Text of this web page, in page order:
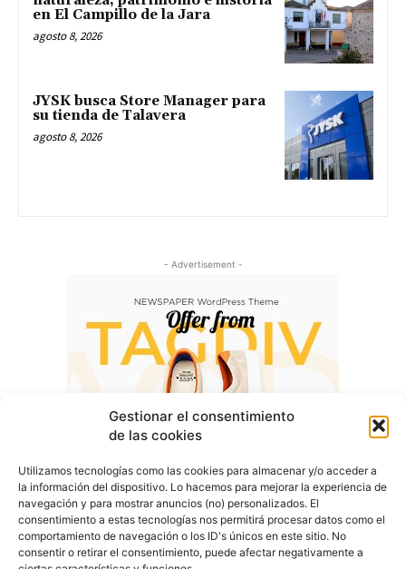
Gestionar el consentimiento
de las cookies
Utilizamos tecnologías como las cookies para almacenar y/o acceder a
la información del dispositivo. Lo hacemos para mejorar la experiencia de
navegación y para mostrar anuncios (no) personalizados. El
consentimiento a estas tecnologías nos permitirá procesar datos como el
comportamiento de navegación o los ID's únicos en este sitio. No
consentir o retirar el consentimiento, puede afectar negativamente a
en El Campillo de la Jara
agosto 8, 2026
JYSK busca Store Manager para
su tienda de Talavera
agosto 8, 2026
- Advertisement -